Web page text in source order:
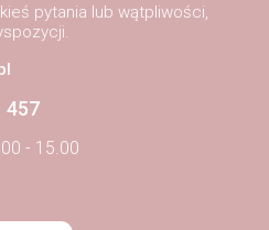
pytania lub wątpliwości,
457
- 15.00